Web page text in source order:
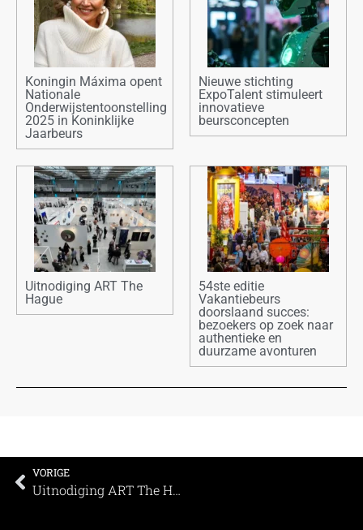
Koningin Máxima opent
Nationale
Onderwijstentoonstelling
2025 in Koninklijke
Jaarbeurs
Nieuwe stichting
ExpoTalent stimuleert
innovatieve
beursconcepten
Uitnodiging ART The
Hague
54ste editie
Vakantiebeurs
doorslaand succes:
bezoekers op zoek naar
authentieke en
duurzame avonturen
VORIGE
Uitnodiging ART The Hague